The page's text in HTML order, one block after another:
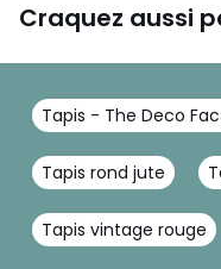
Craquez aussi
Tapis - The Deco
Tapis rond jute
Tapis vintage rouge